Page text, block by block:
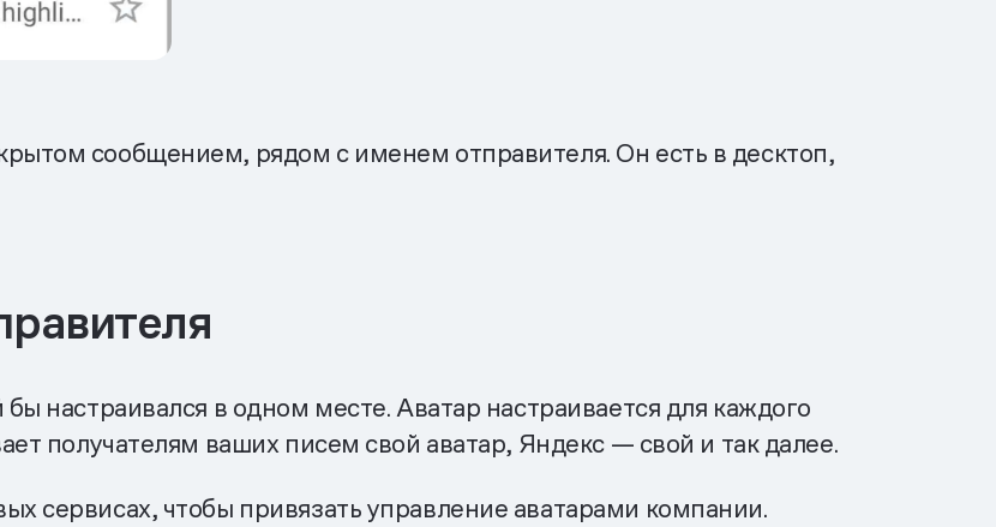
сообщением, рядом с именем отправителя. Он есть в десктоп,
настраивался в одном месте. Аватар настраивается для каждого
получателям ваших писем свой аватар, Яндекс — свой и так далее.
сервисах, чтобы привязать управление аватарами компании.